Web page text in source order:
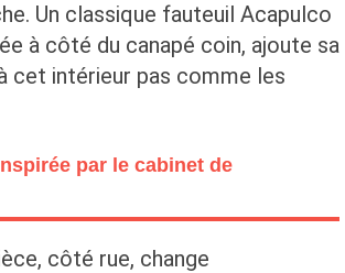
Un classique fauteuil Acapulco
à côté du canapé coin, ajoute sa
cet intérieur pas comme les
par le cabinet de
côté rue, change